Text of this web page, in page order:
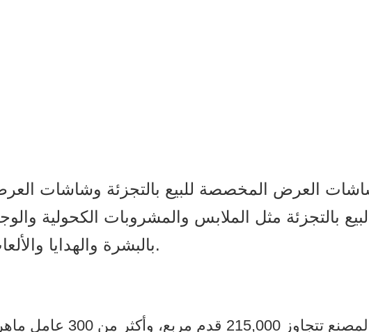
مثل الملابس والمشروبات الكحولية
بالبشرة والهدايا والألعاب وقطع غيار السيارات والمزيد.